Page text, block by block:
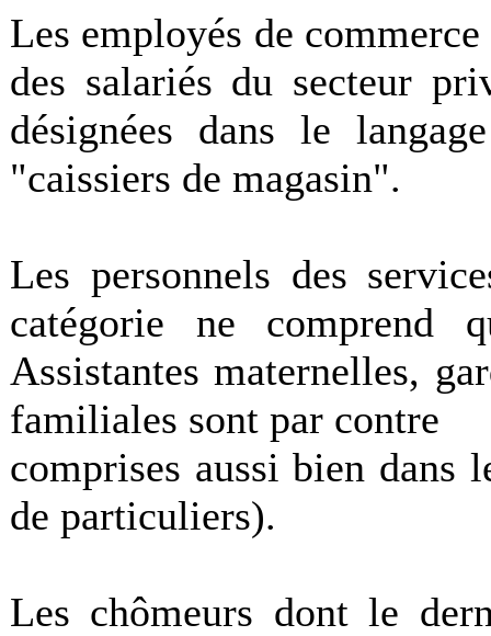
Les employés de
des salariés du secteur
désignées dans le
"caissiers de magasin".
Les personnels des
catégorie ne comprend
Assistantes maternelles,
familiales sont par contre
comprises aussi bien dans
de particuliers).
Les chômeurs dont le